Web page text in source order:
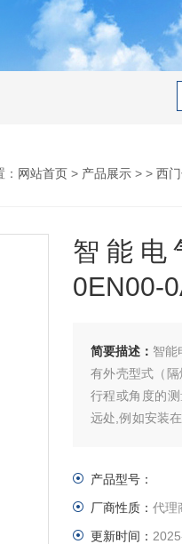
网站首页 > 产品展示 > > 西
智能电
0EN00-
简要描述： 智能
有外壳型式（
行程或角度的
远处,例如安装
产品型号：
厂商性质： 代理
更新时间：